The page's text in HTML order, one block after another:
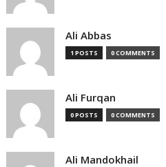
Ali Abbas
1 POSTS 0 COMMENTS
Ali Furqan
0 POSTS 0 COMMENTS
Ali Mandokhail